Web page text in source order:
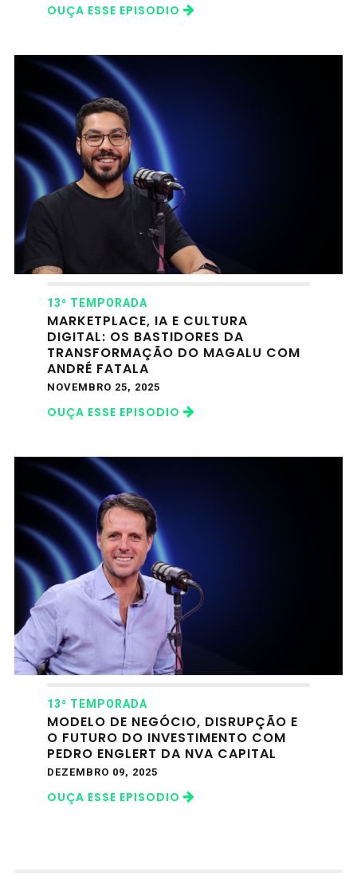
OUÇA ESSE EPISODIO
13ª TEMPORADA
MARKETPLACE, IA E CULTURA
DIGITAL: OS BASTIDORES DA
TRANSFORMAÇÃO DO MAGALU COM
ANDRÉ FATALA
NOVEMBRO 25, 2025
OUÇA ESSE EPISODIO
13ª TEMPORADA
MODELO DE NEGÓCIO, DISRUPÇÃO E
O FUTURO DO INVESTIMENTO COM
PEDRO ENGLERT DA NVA CAPITAL
DEZEMBRO 09, 2025
OUÇA ESSE EPISODIO